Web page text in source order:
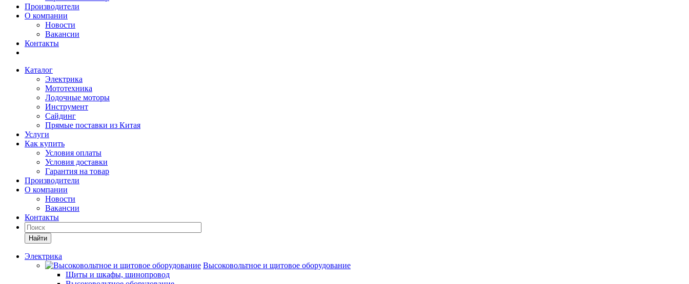
Производители
О компании
Новости
Вакансии
Контакты
Каталог
Электрика
Мототехника
Лодочные моторы
Инструмент
Сайдинг
Прямые поставки из Китая
Услуги
Как купить
Условия оплаты
Условия доставки
Гарантия на товар
Производители
О компании
Новости
Вакансии
Контакты
Найти
Электрика
Высоковольтное и щитовое оборудование
Щиты и шкафы, шинопровод